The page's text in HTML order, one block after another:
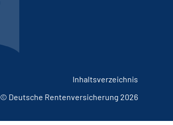
Inhaltsverzeichnis
© Deutsche Rentenversicherung 2026